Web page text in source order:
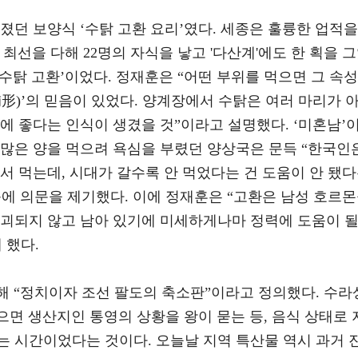
던 보양식 ‘수탉 고환 요리’였다. 세종은 훌륭한 업적을
선을 다해 22명의 자식을 낳고 '다산계'에도 한 획을 그
탉 고환’이었다. 정재훈은 “어떤 부위를 먹으면 그 속성
)’의 믿음이 있었다. 양계장에서 수탉은 여러 마리가
좋다는 인식이 생겼을 것”이라고 설명했다. ‘미혼남’이
은 양을 먹으려 욕심을 부렸던 양상국은 문득 “한국인
먹는데, 시대가 갈수록 안 먹었다는 건 도움이 안 됐
의문을 제기했다. 이에 정재훈은 “고환은 남성 호르
되지 않고 남아 있기에 미세하게나마 정력에 도움이 될
했다.
“정치이자 조선 팔도의 축소판”이라고 정의했다. 수라
면 생산지인 통영의 상황을 왕이 묻는 등, 음식 상태로
시간이었다는 것이다. 오늘날 지역 특산물 역시 과거